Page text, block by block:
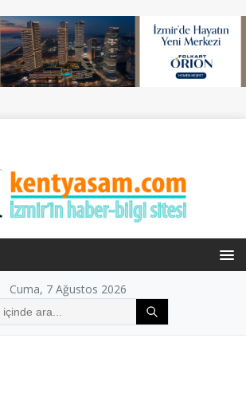
Cuma, 7 Ağustos 2026